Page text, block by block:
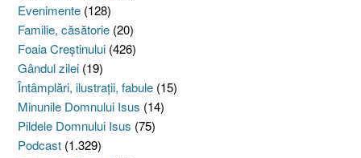
Evenimente (128)
Familie, căsătorie (20)
Foaia Creştinului (426)
Gândul zilei (19)
Întâmplări, ilustraţii, fabule (15)
Minunile Domnului Isus (14)
Pildele Domnului Isus (75)
Podcast (1.329)